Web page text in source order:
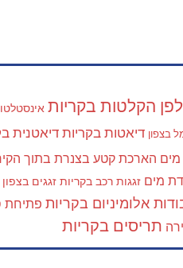
הקלטות בקריות
בצפון דיאטות בקריות דיאטנית
הארכת קטע בצנרת בתוך
מים זגגות רכב בקריות זגגים בצפון
אלומיניום בקריות פתיחת
תריסים בקריות